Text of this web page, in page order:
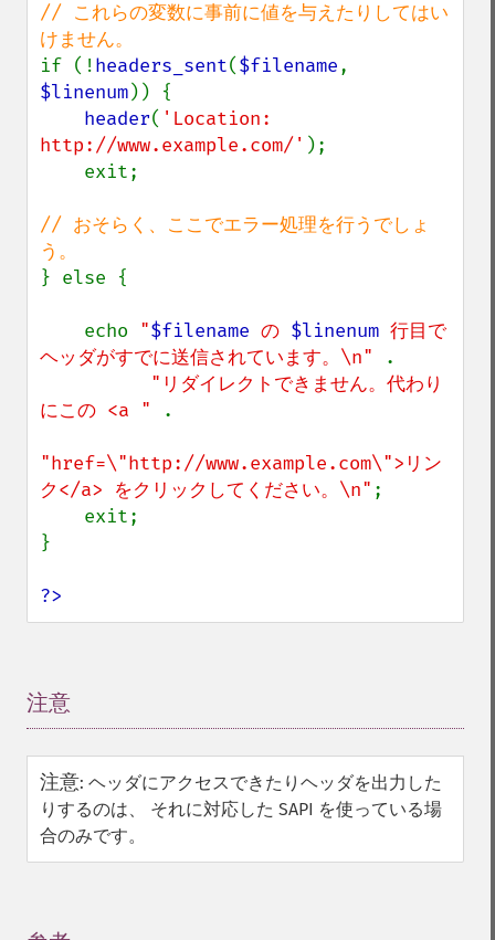
// これらの変数に事前に値を与えたりしてはい
if (!headers_sent($filename
$linenum)) {
header( 'Location:
http://www.example.com/' );
// おそらく、ここでエラー処理を行うでしょ
} else {
    echo
"$filename の $linenum 行目で
ヘッダがすでに送信されています。\n"
.
"リダイレクトできません。代わり
にこの <a "
.
"href=\"http://www.example.com\">リン
ク</a> をクリックしてください。\n" ;
}
?>
注意
注意: ヘッダにアクセスできたりヘッダを出力した
りするのは、 それに対応した SAPI を使っている場
合のみです。